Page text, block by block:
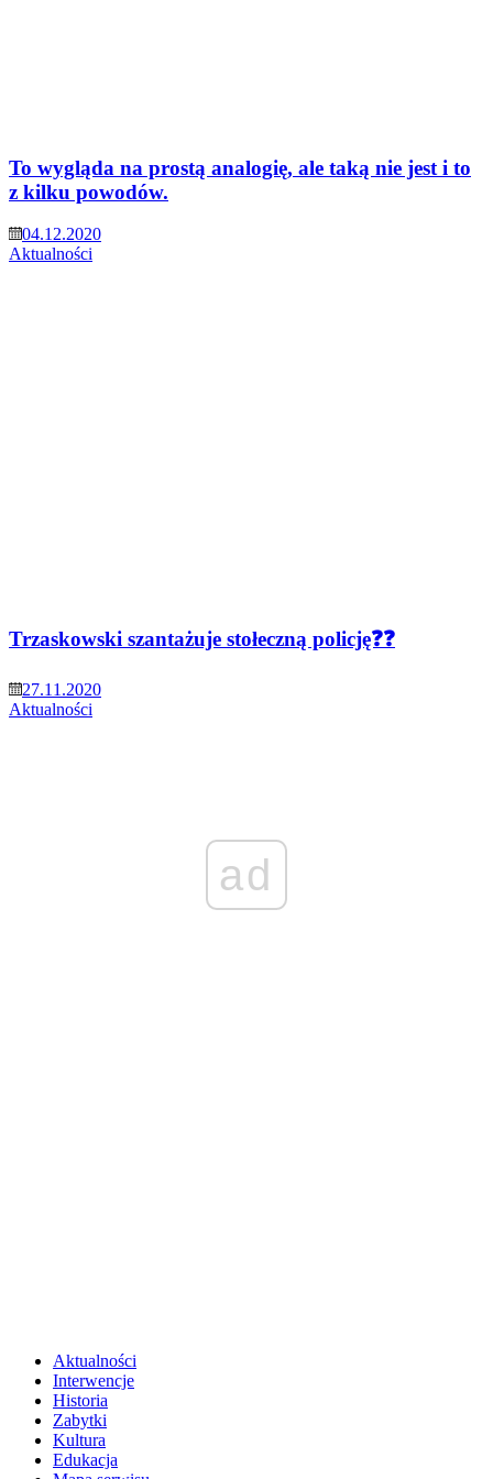
To wygląda na prostą analogię, ale taką nie jest i to
z kilku powodów.
04.12.2020
Aktualności
Trzaskowski szantażuje stołeczną policję❓❓
27.11.2020
Aktualności
ad
Aktualności
Interwencje
Historia
Zabytki
Kultura
Edukacja